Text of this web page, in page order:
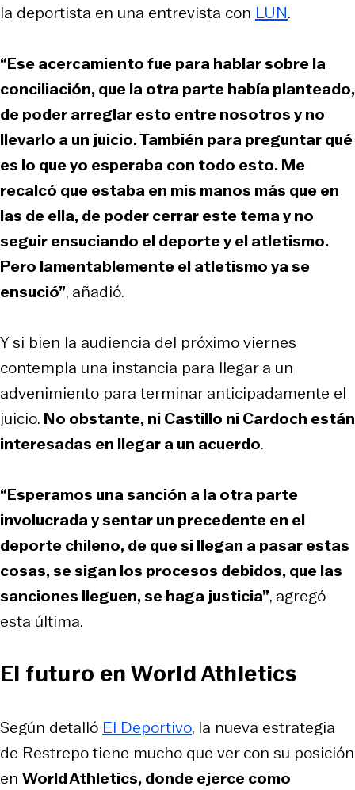
la deportista en una entrevista con LUN.
“Ese acercamiento fue para hablar sobre la
conciliación, que la otra parte había planteado,
de poder arreglar esto entre nosotros y no
llevarlo a un juicio. También para preguntar qué
es lo que yo esperaba con todo esto. Me
recalcó que estaba en mis manos más que en
las de ella, de poder cerrar este tema y no
seguir ensuciando el deporte y el atletismo.
Pero lamentablemente el atletismo ya se
ensució”, añadió.
Y si bien la audiencia del próximo viernes
contempla una instancia para llegar a un
advenimiento para terminar anticipadamente el
juicio. No obstante, ni Castillo ni Cardoch están
interesadas en llegar a un acuerdo.
“Esperamos una sanción a la otra parte
involucrada y sentar un precedente en el
deporte chileno, de que si llegan a pasar estas
cosas, se sigan los procesos debidos, que las
sanciones lleguen, se haga justicia”, agregó
esta última.
El futuro en World Athletics
Según detalló El Deportivo, la nueva estrategia
de Restrepo tiene mucho que ver con su posición
en World Athletics, donde ejerce como